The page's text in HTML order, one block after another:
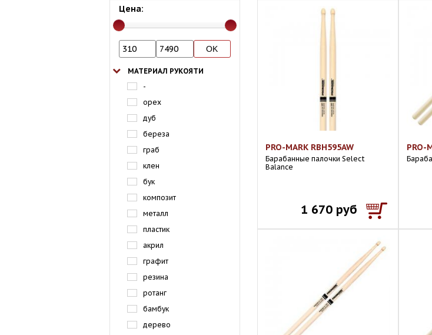
Цена:
МАТЕРИАЛ РУКОЯТИ
-
орех
дуб
береза
граб
клен
бук
композит
металл
пластик
акрил
графит
резина
ротанг
бамбук
дерево
PRO-MARK RBH595AW
Барабанные палочки Select
Balance
1 670 руб
PRO-